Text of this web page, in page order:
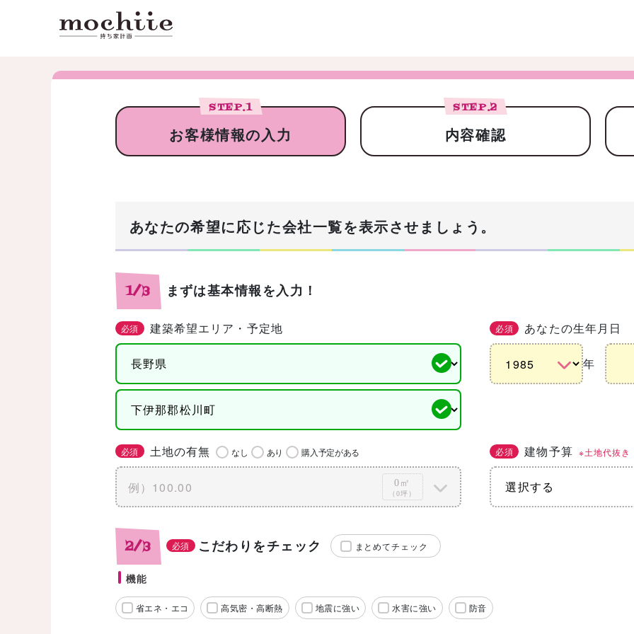
STEP.1
お客様情報の入力
STEP.2
内容確認
あなたの希望に応じた会社一覧を表示させましょう。
1/3 まずは基本情報を入力！
必須 建築希望エリア・予定地 必須 あなたの生年月日
年
必須 土地の有無 なし あり 購入予定がある
0㎡
（0坪）
必須 建物予算 ※土地代抜き
2/3 必須 こだわりをチェック まとめてチェック
機能
省エネ・エコ 高気密・高断熱 地震に強い 水害に強い 防音